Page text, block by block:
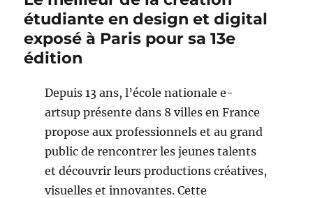
étudiante en design et digital
exposé à Paris pour sa 13e
édition
Depuis 13 ans, l’école nationale e-
artsup présente dans 8 villes en France
propose aux professionnels et au grand
public de rencontrer les jeunes talents
et découvrir leurs productions créatives,
visuelles et innovantes. Cette